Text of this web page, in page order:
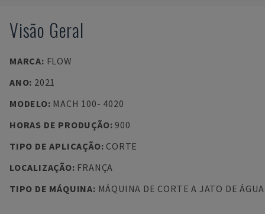
Visão Geral
MARCA: FLOW
ANO: 2021
MODELO: MACH 100- 4020
HORAS DE PRODUÇÃO: 900
TIPO DE APLICAÇÃO: CORTE
LOCALIZAÇÃO: FRANÇA
TIPO DE MÁQUINA: MÁQUINA DE CORTE A JATO DE ÁGUA